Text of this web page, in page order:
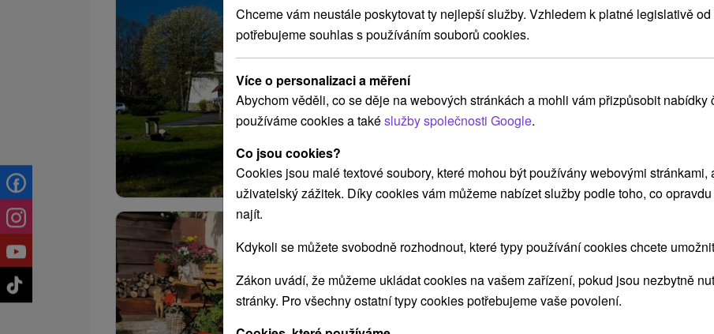
Villa v čarovných Vysokých Tatrách, v časti Nový
Smokovec, ponúka ubytovanie vo 8 izbách,....
ZOBRAZIT
Nový Smokovec
Chceme vám neustále poskytovat ty nejlepší služby. Vzhledem k platné legislativě
potřebujeme souhlas s používáním souborů cookies.
Více o personalizaci a měření
Abychom věděli, co se děje na webových stránkách a mohli vám přizpůsobit nabídky
používáme cookies a takéslužby společnosti Google.
Co jsou cookies?
Cookies jsou malé textové soubory, které mohou být používány webovými stránkami,
uživatelský zážitek. Díky cookies vám můžeme nabízet služby podle toho, co
najít.
Kdykoli se můžete svobodně rozhodnout, které typy používání cookies chcete
Zákon uvádí, že můžeme ukládat cookies na vašem zařízení, pokud jsou nezbytně
stránky. Pro všechny ostatní typy cookies potřebujeme vaše povolení.